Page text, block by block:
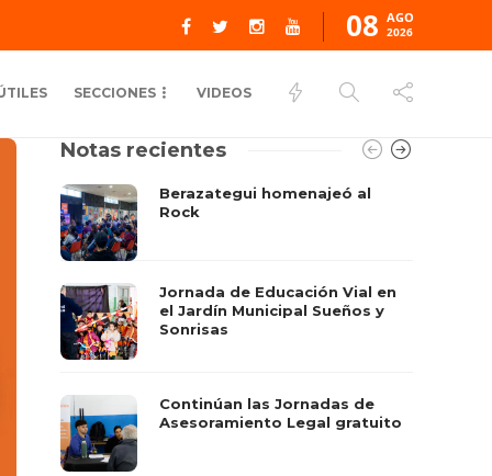
08 AGO
2026
SECCIONES VIDEOS
Notas recientes
Berazategui homenajeó al
Rock
Jornada de Educación Vial en
el Jardín Municipal Sueños y
Sonrisas
Continúan las Jornadas de
Asesoramiento Legal gratuito